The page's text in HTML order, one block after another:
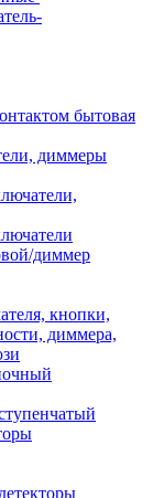
бытовая
диммеры
диммер
кнопки,
диммера,